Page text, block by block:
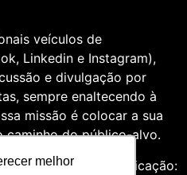
melhor
veículos de
Linkedin e Instagram),
e divulgação por
sempre enaltecendo à
missão é colocar a sua
caminho do público-alvo.
na área de comunicação: